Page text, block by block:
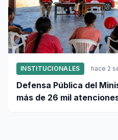
INSTITUCIONALES hace 2
Defensa Pública del
más de 26 mil